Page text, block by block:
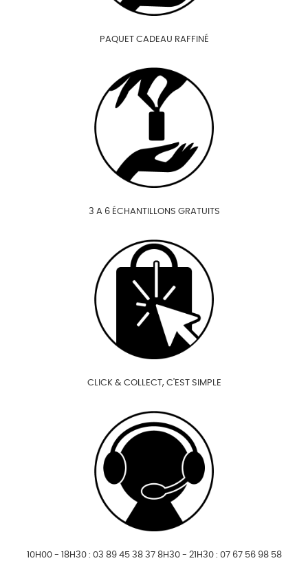
PAQUET CADEAU RAFFINÉ
3 A 6 ÉCHANTILLONS GRATUITS
CLICK & COLLECT, C'EST SIMPLE
10H00 - 18H30 : 03 89 45 38 37 8H30 - 21H30 : 07 67 56 98 58